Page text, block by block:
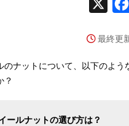
最終更
のナットについて、以下のよう
？
ールナットの選び方は？